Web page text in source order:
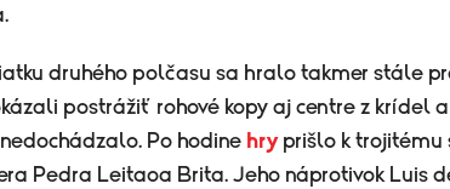
druhého polčasu sa hralo takmer stále
postrážiť rohové kopy aj centre z krídel
Po hodine hryprišlo k trojitému
Pedra Leitaoa Brita. Jeho náprotivok Luis